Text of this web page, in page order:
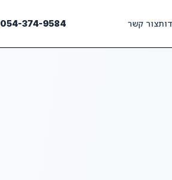
צור קשר 054-374-9584